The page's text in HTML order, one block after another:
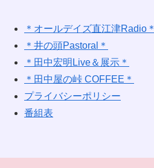
＊オールデイズ直江津Radio＊
＊井の頭Pastoral＊
＊田中宏明Live＆展示＊
＊田中屋の峠 COFFEE＊
プライバシーポリシー
番組表